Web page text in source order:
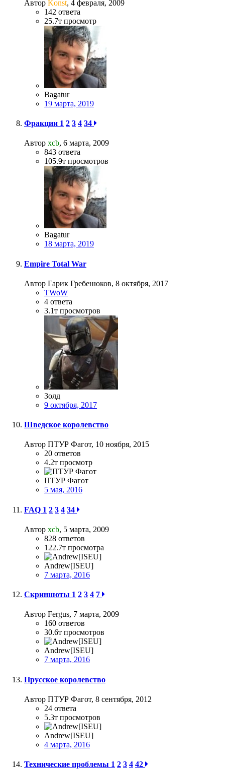
Автор Konst, 4 февраля, 2009
142 ответа
25.7т просмотр
Bagatur
19 марта, 2019
Фракции 1 2 3 4 34
Автор xcb, 6 марта, 2009
843 ответа
105.9т просмотров
Bagatur
18 марта, 2019
Empire Total War
Автор Гарик Гребенюков, 8 октября, 2017
TWoW
4 ответа
3.1т просмотров
Золд
9 октября, 2017
Шведское королевство
Автор ПТУР Фагот, 10 ноября, 2015
20 ответов
4.2т просмотр
ПТУР Фагот
5 мая, 2016
FAQ 1 2 3 4 34
Автор xcb, 5 марта, 2009
828 ответов
122.7т просмотра
Andrew[ISEU]
7 марта, 2016
Скриншоты 1 2 3 4 7
Автор Fergus, 7 марта, 2009
160 ответов
30.6т просмотров
Andrew[ISEU]
7 марта, 2016
Прусское королевство
Автор ПТУР Фагот, 8 сентября, 2012
24 ответа
5.3т просмотров
Andrew[ISEU]
4 марта, 2016
Технические проблемы 1 2 3 4 42